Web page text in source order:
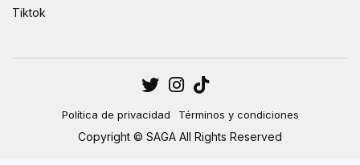
Tiktok
Política de privacidad Términos y condiciones
Copyright © SAGA All Rights Reserved